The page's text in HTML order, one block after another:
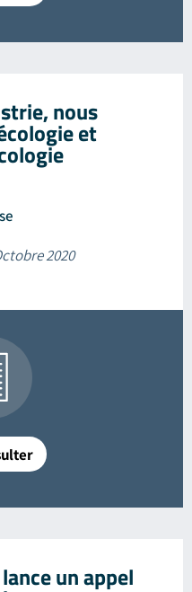
nous
et
2020
un appel